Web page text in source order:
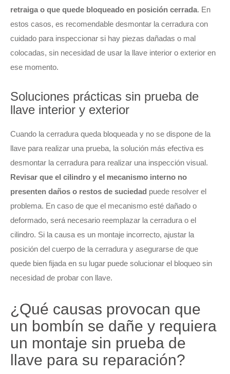
retraiga o que quede bloqueado en posición cerrada. En
estos casos, es recomendable desmontar la cerradura con
cuidado para inspeccionar si hay piezas dañadas o mal
colocadas, sin necesidad de usar la llave interior o exterior en
ese momento.
Soluciones prácticas sin prueba de
llave interior y exterior
Cuando la cerradura queda bloqueada y no se dispone de la
llave para realizar una prueba, la solución más efectiva es
desmontar la cerradura para realizar una inspección visual.
Revisar que el cilindro y el mecanismo interno no
presenten daños o restos de suciedad puede resolver el
problema. En caso de que el mecanismo esté dañado o
deformado, será necesario reemplazar la cerradura o el
cilindro. Si la causa es un montaje incorrecto, ajustar la
posición del cuerpo de la cerradura y asegurarse de que
quede bien fijada en su lugar puede solucionar el bloqueo sin
necesidad de probar con llave.
¿Qué causas provocan que
un bombín se dañe y requiera
un montaje sin prueba de
llave para su reparación?